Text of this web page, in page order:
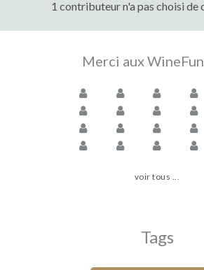
1 contributeur n'a pas choisi de
Merci aux
voir tous ...
Tags